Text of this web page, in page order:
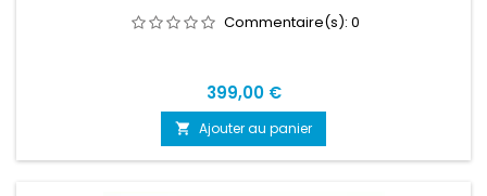
Commentaire(s): 0
Prix
399,00 €
 Ajouter au panier